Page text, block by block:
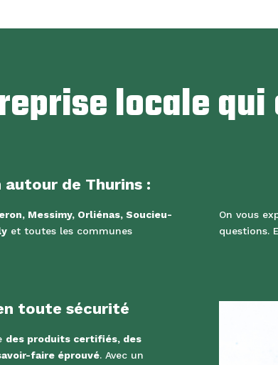
locale
de Thurins :
Messimy, Orliénas, Soucieu-
et toutes les communes
On vous
questions.
toute sécurité
des produits certifiés, des
faire éprouvé. Avec un